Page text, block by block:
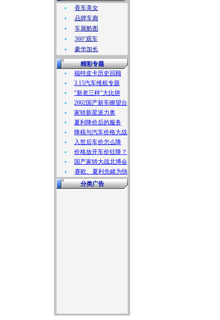
香车美女
品牌车廊
车展酷图
360°观车
豪华加长
精彩专题
福特皮卡历史回顾
3.15汽车维权专题
“新老三样”大比拼
2002国产新车瞭望台
家轿新星派力奥
夏利降价后的服务
降税与汽车价格大战
入世后车价怎么降
价格放开车价狂降？
国产家轿大战北博会
赛欧、夏利先睹为快
分类广告